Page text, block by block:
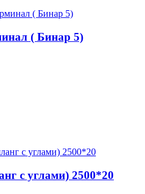
( Бинар 5)
с углами) 2500*20